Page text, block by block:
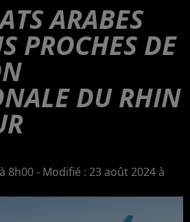
ARABES
PROCHES DE
DU RHIN
8h00 - Modifié : 23 août 2024 à